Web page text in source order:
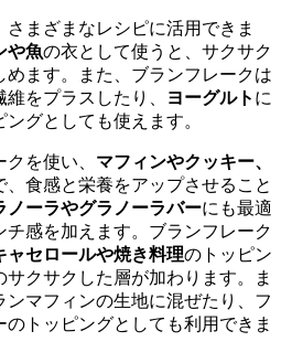
まざまなレシピに活用できま
や魚の衣として使うと、サクサク
ます。また、ブランフレークは
をプラスしたり、 ヨーグルト に
グとしても使えます。
を使い、 マフィンやクッキー、
、食感と栄養をアップさせること
ノーラやグラノーラバーにも最適
感を加えます。ブランフレーク
ャセロールや焼き料理のトッピン
クサクした層が加わります。ま
マフィンの生地に混ぜたり、フ
トッピングとしても利用できま